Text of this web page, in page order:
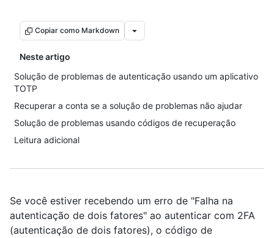
Copiar como Markdown
Neste artigo
Solução de problemas de autenticação usando um aplicativo
TOTP
Recuperar a conta se a solução de problemas não ajudar
Solução de problemas usando códigos de recuperação
Leitura adicional
Se você estiver recebendo um erro de "Falha na
autenticação de dois fatores" ao autenticar com 2FA
(autenticação de dois fatores), o código de